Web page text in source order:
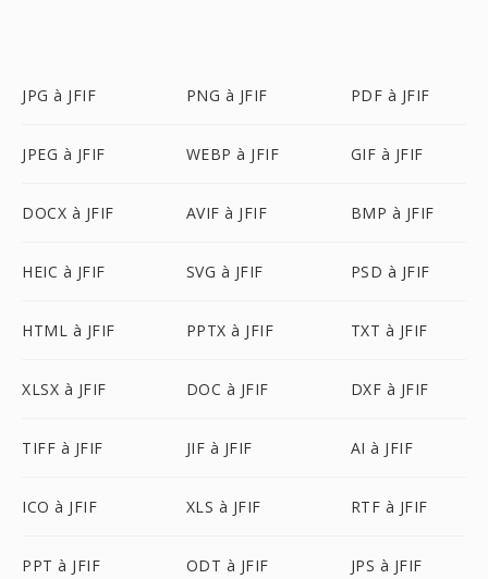
JPG à JFIF PNG à JFIF PDF à JFIF
JPEG à JFIF WEBP à JFIF GIF à JFIF
DOCX à JFIF AVIF à JFIF BMP à JFIF
HEIC à JFIF SVG à JFIF PSD à JFIF
HTML à JFIF PPTX à JFIF TXT à JFIF
XLSX à JFIF DOC à JFIF DXF à JFIF
TIFF à JFIF JIF à JFIF AI à JFIF
ICO à JFIF XLS à JFIF RTF à JFIF
PPT à JFIF ODT à JFIF JPS à JFIF